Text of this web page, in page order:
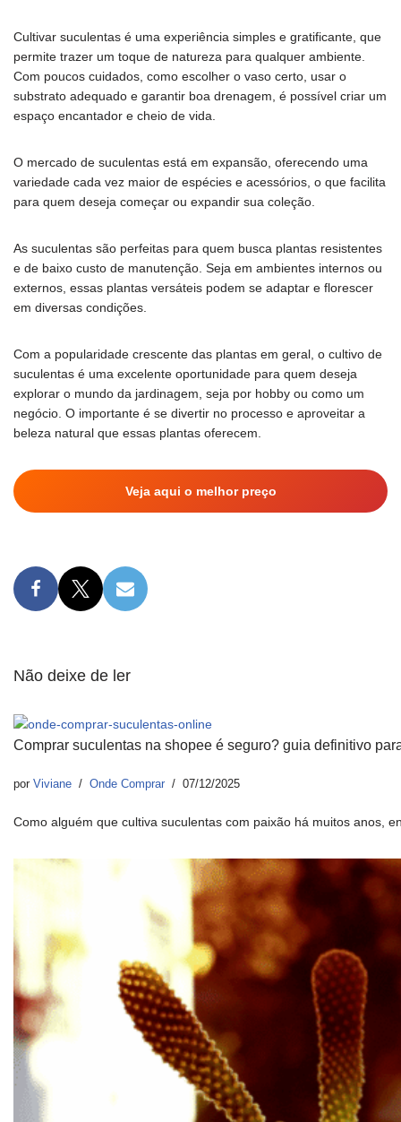
Cultivar suculentas é uma experiência simples e gratificante, que
permite trazer um toque de natureza para qualquer ambiente.
Com poucos cuidados, como escolher o vaso certo, usar o
substrato adequado e garantir boa drenagem, é possível criar um
espaço encantador e cheio de vida.
O mercado de suculentas está em expansão, oferecendo uma
variedade cada vez maior de espécies e acessórios, o que facilita
para quem deseja começar ou expandir sua coleção.
As suculentas são perfeitas para quem busca plantas resistentes
e de baixo custo de manutenção. Seja em ambientes internos ou
externos, essas plantas versáteis podem se adaptar e florescer
em diversas condições.
Com a popularidade crescente das plantas em geral, o cultivo de
suculentas é uma excelente oportunidade para quem deseja
explorar o mundo da jardinagem, seja por hobby ou como um
negócio. O importante é se divertir no processo e aproveitar a
beleza natural que essas plantas oferecem.
Veja aqui o melhor preço
Não deixe de ler
Comprar suculentas na shopee é seguro? guia definitivo
por Viviane Onde Comprar 07/12/2025
Como alguém que cultiva suculentas com paixão há muitos anos,